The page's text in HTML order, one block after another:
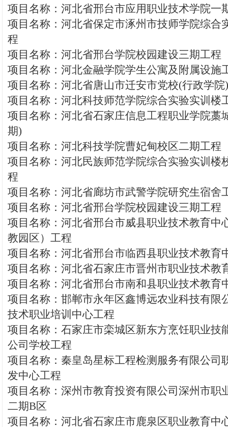
项目名称：河北省邢台市应用职业技术学院一
项目名称：河北省保定市涿州市技师学院综合
程
项目名称：河北省邢台学院校园建设三期工程
项目名称：河北金融学院学生公寓及附属设施
项目名称：河北省唐山市迁安市党校(行政学
项目名称：河北科技师范学院综合实验实训楼
项目名称：河北省石家庄信息工程职业学院藁
期)
项目名称：河北科技学院曹妃甸校区二期工程
项目名称：河北民族师范学院综合实验实训楼
程
项目名称：河北省廊坊市武警学院研究生宿舍
项目名称：河北省邢台学院校园建设三期工程
项目名称：河北省邢台市威县职业技术教育中
教园区）工程
项目名称：河北省邢台市临西县职业技术教育
项目名称：河北省石家庄市晋州市职业技术教
项目名称：河北省邢台市南和县职业技术教育
项目名称：邯郸市永年区鑫博远农业科技有限
技术职业培训中心工程
项目名称：石家庄市栾城区新东方烹饪职业技
公司学校工程
项目名称：秦皇岛星标工程检测服务有限公司
发中心工程
项目名称：深州市教育投资有限公司深州市职
二期B区
项目名称：河北省石家庄市鹿泉区职业教育中